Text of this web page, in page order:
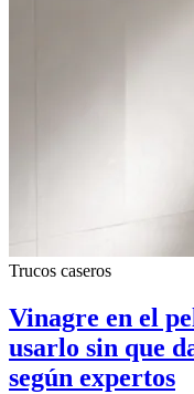
Trucos caseros
Vinagre en el
usarlo sin que
según expertos